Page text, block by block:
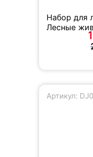
Набор для
Лесные
Артикул: